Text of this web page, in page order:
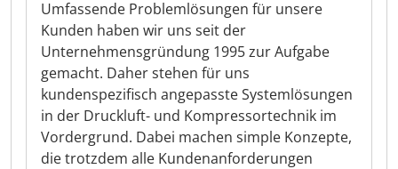
Umfassende Problemlösungen für unsere
Kunden haben wir uns seit der
Unternehmensgründung 1995 zur Aufgabe
gemacht. Daher stehen für uns
kundenspezifisch angepasste Systemlösungen
in der Druckluft- und Kompressortechnik im
Vordergrund. Dabei machen simple Konzepte,
die trotzdem alle Kundenanforderungen